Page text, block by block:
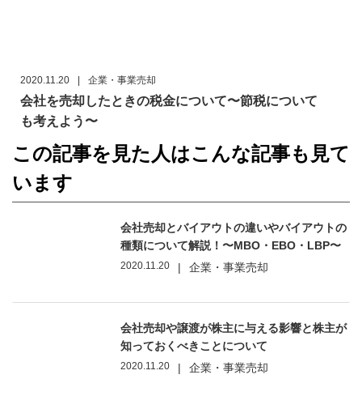
2020.11.20 | 企業・事業売却
会社を売却したときの税金について〜節税について
も考えよう〜
この記事を見た人はこんな記事も見て
います
会社売却とバイアウトの違いやバイアウトの
種類について解説！〜MBO・EBO・LBP〜
2020.11.20 | 企業・事業売却
会社売却や譲渡が株主に与える影響と株主が
知っておくべきことについて
2020.11.20 | 企業・事業売却